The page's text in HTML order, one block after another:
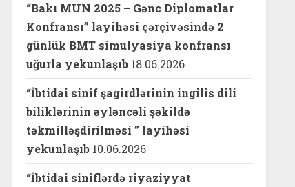
“Bakı MUN 2025 – Gənc Diplomatlar
Konfransı” layihəsi çərçivəsində 2
günlük BMT simulyasiya konfransı
uğurla yekunlaşıb 18.06.2026
“İbtidai sinif şagirdlərinin ingilis dili
biliklərinin əyləncəli şəkildə
təkmilləşdirilməsi ” layihəsi
yekunlaşıb 10.06.2026
“İbtidai siniflərdə riyaziyyat